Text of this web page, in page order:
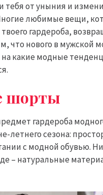
тебя от уныния и
любимые вещи,
гардероба,
что нового в мужской
какие модные
шорты
гардероба
летнего сезона:
с модной обувью.
– натуральные